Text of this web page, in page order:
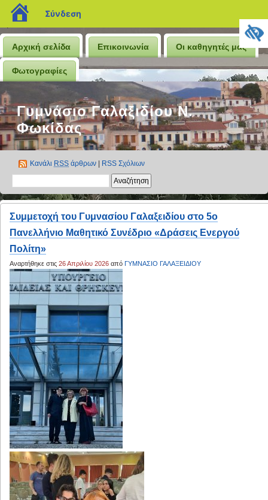
blogs.sch.gr
Σύνδεση
Αρχική σελίδα Επικοινωνία Οι καθηγητές μας
Φωτογραφίες
Γυμνάσιο Γαλαξιδίου Ν.
Φωκίδας
Κανάλι RSS άρθρων RSS Σχόλιων
Συμμετοχή του Γυμνασίου Γαλαξειδίου στο 5ο
Πανελλήνιο Μαθητικό Συνέδριο «Δράσεις Ενεργού
Πολίτη»
Αναρτήθηκε στις 26 Απριλίου 2026 από ΓΥΜΝΑΣΙΟ ΓΑΛΑΞΕΙΔΙΟΥ